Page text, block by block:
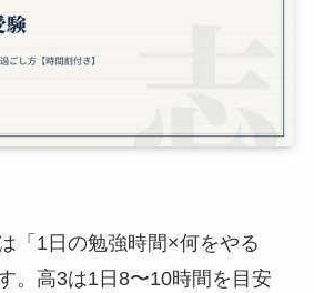
「1日の勉強時間×何をやる
。高3は1日8〜10時間を目安